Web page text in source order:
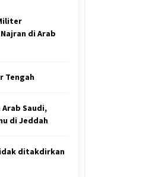
di Arab
Tengah
Saudi,
di Jeddah
ditakdirkan